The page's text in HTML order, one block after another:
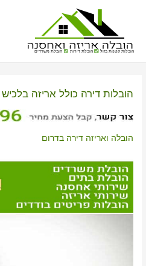
הובלות קטנות בזול הובלת דירות הובלת משרדים
הובלות דירה כולל אריזה בלכיש
הובלה ואריזה דירה בדרום